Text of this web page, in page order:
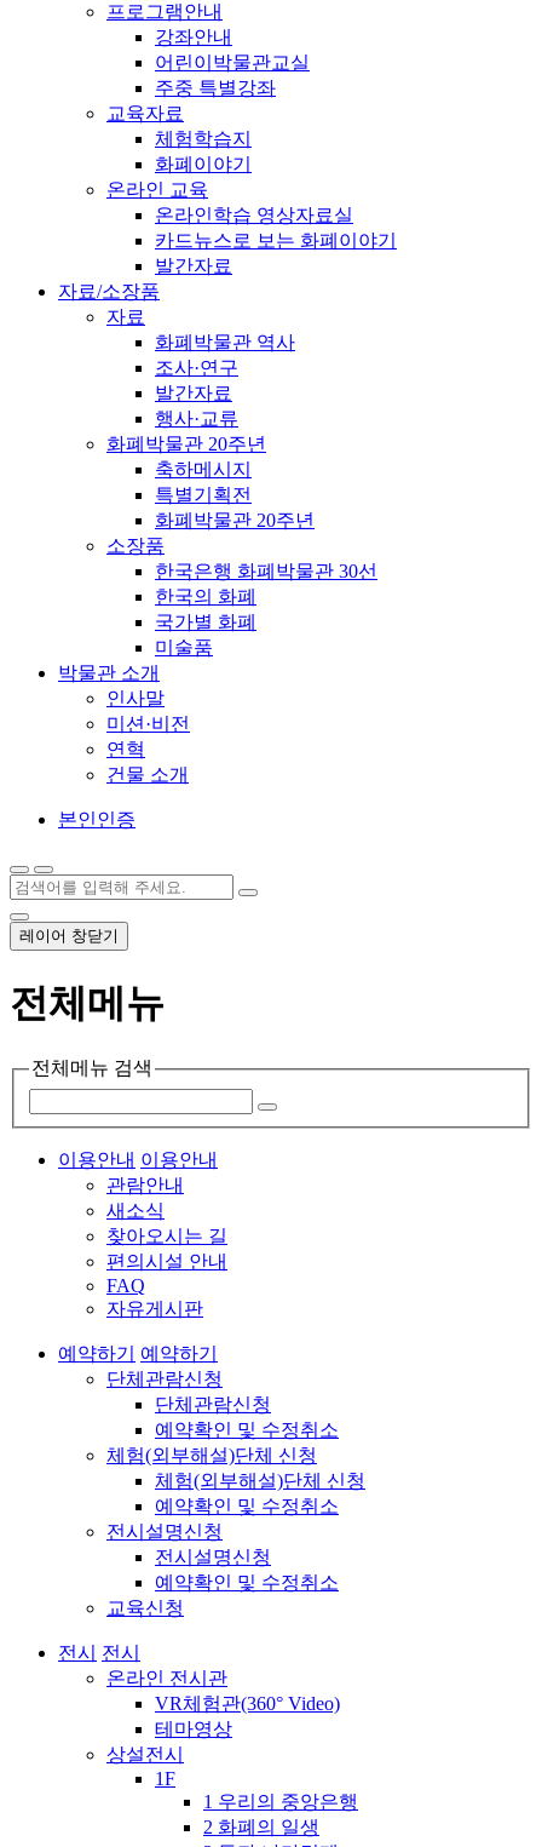
프로그램안내
강좌안내
어린이박물관교실
주중 특별강좌
교육자료
체험학습지
화폐이야기
온라인 교육
온라인학습 영상자료실
카드뉴스로 보는 화폐이야기
발간자료
자료/소장품
자료
화폐박물관 역사
조사·연구
발간자료
행사·교류
화폐박물관 20주년
축하메시지
특별기획전
화폐박물관 20주년
소장품
한국은행 화폐박물관 30선
한국의 화폐
국가별 화폐
미술품
박물관 소개
인사말
미션·비전
연혁
건물 소개
본인인증
레이어 창닫기
전체메뉴
전체메뉴 검색
이용안내 이용안내
관람안내
새소식
찾아오시는 길
편의시설 안내
FAQ
자유게시판
예약하기
예약하기
단체관람신청
단체관람신청
예약확인 및 수정취소
체험(외부해설)단체 신청
체험(외부해설)단체 신청
예약확인 및 수정취소
전시설명신청
전시설명신청
예약확인 및 수정취소
교육신청
전시
전시
온라인 전시관
VR체험관(360° Video)
테마영상
상설전시
1F
1 우리의 중앙은행
2 화폐의 일생